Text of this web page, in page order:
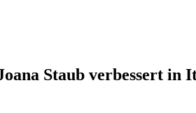
Staub verbessert in